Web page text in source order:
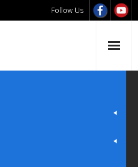
Follow Us